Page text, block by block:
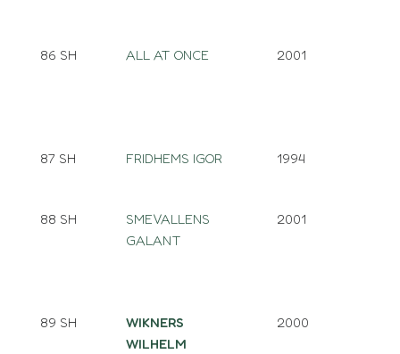
86 SH ALL AT ONCE 2001
87 SH FRIDHEMS IGOR 1994
88 SH
SMEVALLENS
GALANT
2001
89 SH
WIKNERS
WILHELM
2000